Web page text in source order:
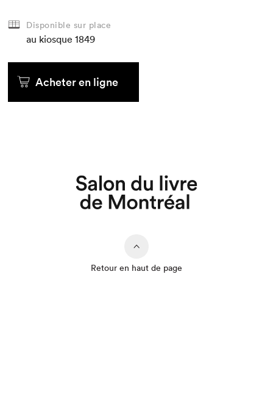
Que cherchez-vous?
Disponible sur place
au kiosque 1849
Acheter en ligne
Retour en haut de page